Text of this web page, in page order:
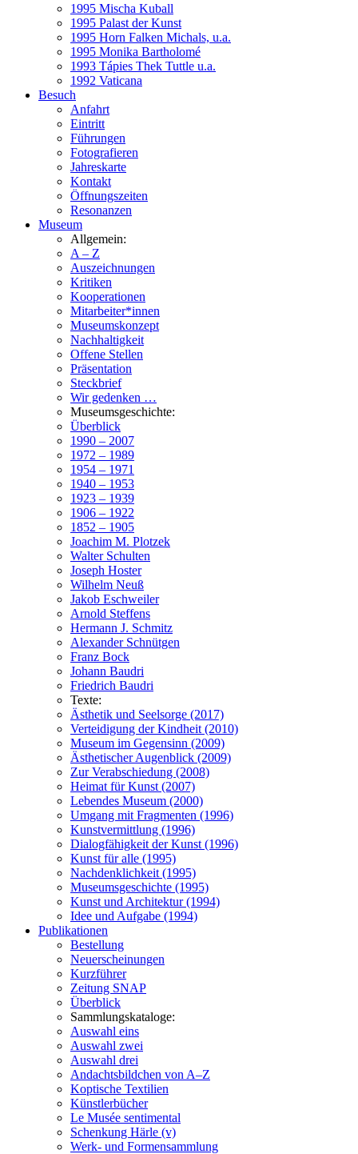
1995 Mischa Kuball
1995 Palast der Kunst
1995 Horn Falken Michals, u.a.
1995 Monika Bartholomé
1993 Tápies Thek Tuttle u.a.
1992 Vaticana
Besuch
Anfahrt
Eintritt
Führungen
Fotografieren
Jahreskarte
Kontakt
Öffnungszeiten
Resonanzen
Museum
Allgemein:
A – Z
Auszeichnungen
Kritiken
Kooperationen
Mitarbeiter*innen
Museumskonzept
Nachhaltigkeit
Offene Stellen
Präsentation
Steckbrief
Wir gedenken …
Museumsgeschichte:
Überblick
1990 – 2007
1972 – 1989
1954 – 1971
1940 – 1953
1923 – 1939
1906 – 1922
1852 – 1905
Joachim M. Plotzek
Walter Schulten
Joseph Hoster
Wilhelm Neuß
Jakob Eschweiler
Arnold Steffens
Hermann J. Schmitz
Alexander Schnütgen
Franz Bock
Johann Baudri
Friedrich Baudri
Texte:
Ästhetik und Seelsorge (2017)
Verteidigung der Kindheit (2010)
Museum im Gegensinn (2009)
Ästhetischer Augenblick (2009)
Zur Verabschiedung (2008)
Heimat für Kunst (2007)
Lebendes Museum (2000)
Umgang mit Fragmenten (1996)
Kunstvermittlung (1996)
Dialogfähigkeit der Kunst (1996)
Kunst für alle (1995)
Nachdenklichkeit (1995)
Museumsgeschichte (1995)
Kunst und Architektur (1994)
Idee und Aufgabe (1994)
Publikationen
Bestellung
Neuerscheinungen
Kurzführer
Zeitung SNAP
Überblick
Sammlungskataloge:
Auswahl eins
Auswahl zwei
Auswahl drei
Andachtsbildchen von A–Z
Koptische Textilien
Künstlerbücher
Le Musée sentimental
Schenkung Härle (v)
Werk- und Formensammlung